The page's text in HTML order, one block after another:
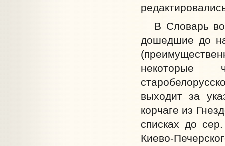
В Словарь
дошедшие до
некоторые
выходит за
корчаге из
списках до
Киево-